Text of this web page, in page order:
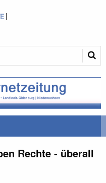
|
Rechte - überall